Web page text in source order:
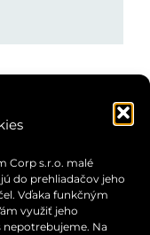
Corp s.r.o. malé
do prehliadačov jeho
Vďaka funkčným
využiť jeho
Na